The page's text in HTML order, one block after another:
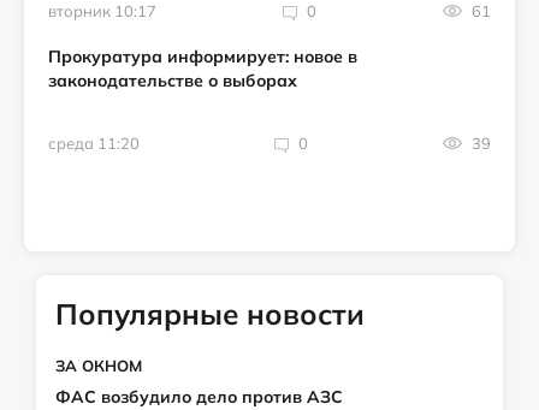
вторник 10:17 0 61
Прокуратура информирует: новое в
законодательстве о выборах
среда 11:20 0 39
Популярные новости
ЗА ОКНОМ
ФАС возбудило дело против АЗС